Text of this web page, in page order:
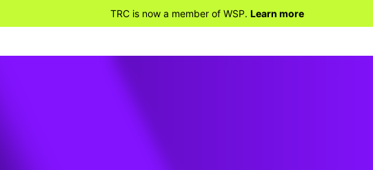
TRC is now a member of WSP. Learn more